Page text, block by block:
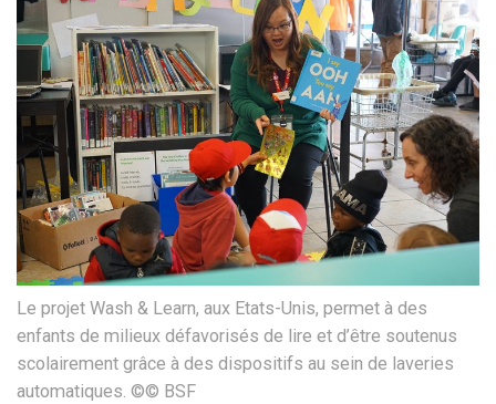
Le projet Wash & Learn, aux Etats-Unis, permet à des
enfants de milieux défavorisés de lire et d’être soutenus
scolairement grâce à des dispositifs au sein de laveries
automatiques. ©© BSF